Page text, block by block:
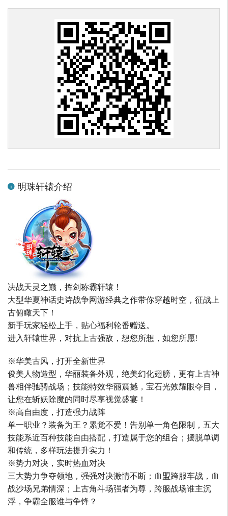
明珠轩辕介绍
决战天灵之巅，挥剑称霸轩辕！
大型华夏神话史诗战争网游经典之作带你穿越时空，征战上
古俯瞰天下！
新手玩家轻松上手，贴心福利轮番赠送。
进入轩辕世界，对抗上古强敌，想您所想，如您所愿!
※华美古风，打开全新世界
俊美人物造型，华丽装备外观，绝美幻化翅膀，更有上古神
兽相伴驰骋战场；技能特效华丽震撼，宝石光效耀眼夺目，
让您在斩妖除魔的同时尽享视觉盛宴！
※高自由度，打造强力战阵
单一职业？装备为王？累觉不爱！告别单一角色限制，五大
技能系近百种技能自由搭配，打造属于您的组合；摆脱单调
和传统，多样玩法提升实力！
※势力对决，实时热血对决
三大势力争夺领地，强强对决激情不断；血盟跨服车战，血
战沙场兄弟情深；上古角斗场强者为尊，跨服战场谁主沉
浮，争霸全服谁与争锋？